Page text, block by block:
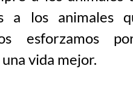
a los animales
esforzamos
vida mejor.